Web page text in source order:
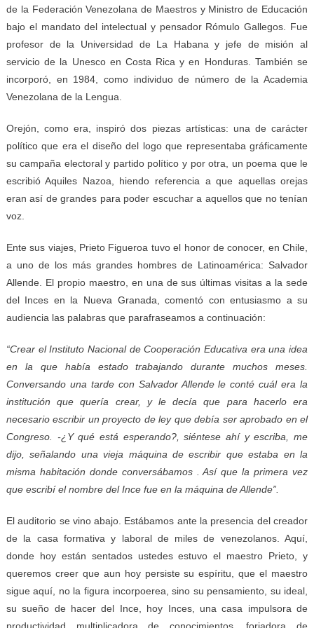
de la Federación Venezolana de Maestros y Ministro de Educación
bajo el mandato del intelectual y pensador Rómulo Gallegos. Fue
profesor de la Universidad de La Habana y jefe de misión al
servicio de la Unesco en Costa Rica y en Honduras. También se
incorporó, en 1984, como individuo de número de la Academia
Venezolana de la Lengua.
Orejón, como era, inspiró dos piezas artísticas: una de carácter
político que era el diseño del logo que representaba gráficamente
su campaña electoral y partido político y por otra, un poema que le
escribió Aquiles Nazoa, hiendo referencia a que aquellas orejas
eran así de grandes para poder escuchar a aquellos que no tenían
voz.
Ente sus viajes, Prieto Figueroa tuvo el honor de conocer, en Chile,
a uno de los más grandes hombres de Latinoamérica: Salvador
Allende. El propio maestro, en una de sus últimas visitas a la sede
del Inces en la Nueva Granada, comentó con entusiasmo a su
audiencia las palabras que parafraseamos a continuación:
“Crear el Instituto Nacional de Cooperación Educativa era una idea
en la que había estado trabajando durante muchos meses.
Conversando una tarde con Salvador Allende le conté cuál era la
institución que quería crear, y le decía que para hacerlo era
necesario escribir un proyecto de ley que debía ser aprobado en el
Congreso. -¿Y qué está esperando?, siéntese ahí y escriba, me
dijo, señalando una vieja máquina de escribir que estaba en la
misma habitación donde conversábamos . Así que la primera vez
que escribí el nombre del Ince fue en la máquina de Allende”.
El auditorio se vino abajo. Estábamos ante la presencia del creador
de la casa formativa y laboral de miles de venezolanos. Aquí,
donde hoy están sentados ustedes estuvo el maestro Prieto, y
queremos creer que aun hoy persiste su espíritu, que el maestro
sigue aquí, no la figura incorpoerea, sino su pensamiento, su ideal,
su sueño de hacer del Ince, hoy Inces, una casa impulsora de